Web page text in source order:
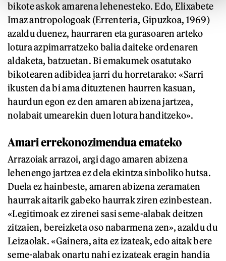
bikote askok amarena lehenesteko. Edo, Elixabete
Imaz antropologoak (Errenteria, Gipuzkoa, 1969)
azaldu duenez, haurraren eta gurasoaren arteko
lotura azpimarratzeko balia daiteke ordenaren
aldaketa, batzuetan. Bi emakumek osatutako
bikotearen adibidea jarri du horretarako: «Sarri
ikusten da bi ama dituztenen haurren kasuan,
haurdun egon ez den amaren abizena jartzea,
nolabait umearekin duen lotura handitzeko».
Amari errekonozimendua emateko
Arrazoiak arrazoi, argi dago amaren abizena
lehenengo jartzea ez dela ekintza sinboliko hutsa.
Duela ez hainbeste, amaren abizena zeramaten
haurrak aitarik gabeko haurrak ziren ezinbestean.
«Legitimoak ez zirenei sasi seme-alabak deitzen
zitzaien, bereizketa oso nabarmena zen», azaldu du
Leizaolak. «Gainera, aita ez izateak, edo aitak bere
seme-alabak onartu nahi ez izateak eragin handia